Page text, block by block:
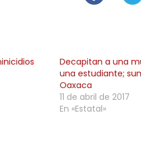
Decapitan a una
una estudiante;
Oaxaca
11 de abril de 2017
En «Estatal»